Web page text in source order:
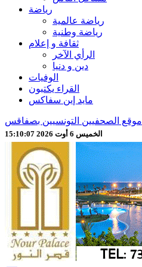
رياضة
رياضة عالمية
رياضة وطنية
ثقافة و إعلام
الرأي الآخر
دين و دنيا
الوفيات
القراء يكتبون
مايد إين سفاكس
موقع الصحفيين التونسيين بصفاقس
الخميس 6 أوت 2026 15:10:09